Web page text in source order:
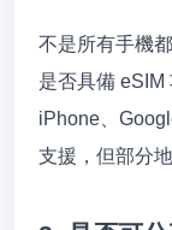
不是所有手機
是否具備 eSIM
iPhone、
支援，但部分